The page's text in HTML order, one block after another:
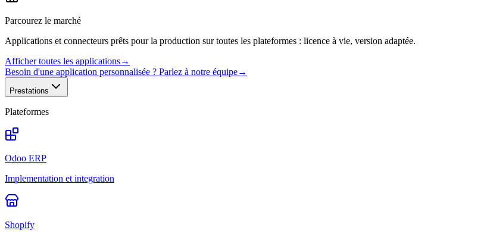
Parcourez le marché
Applications et connecteurs prêts pour la production sur toutes les plateformes : licence à vie, version adaptée.
Afficher toutes les applications→
Besoin d'une application personnalisée ? Parlez à notre équipe→
Prestations
Plateformes
Odoo ERP
Implementation et integration
Shopify